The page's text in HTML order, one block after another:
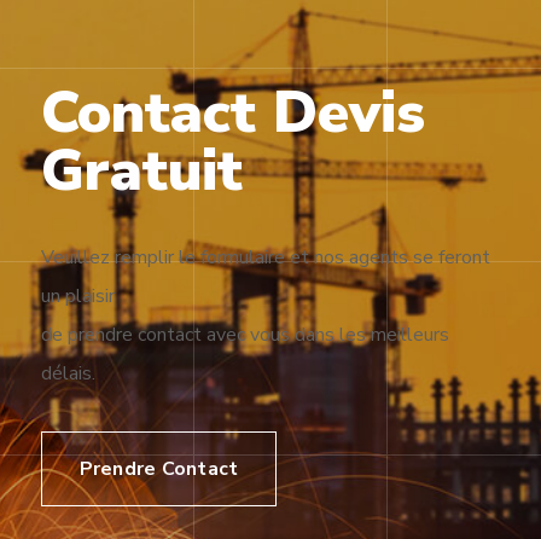
Contact Devis
Gratuit
Veuillez remplir le formulaire et nos agents se feront
un plaisir
de prendre contact avec vous dans les meilleurs
délais.
Prendre Contact